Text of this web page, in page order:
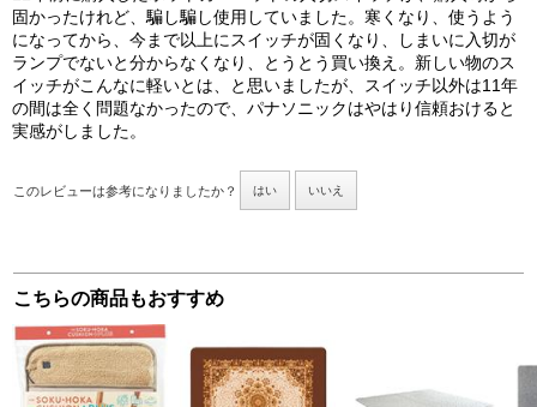
固かったけれど、騙し騙し使用していました。寒くなり、使うよう
になってから、今まで以上にスイッチが固くなり、しまいに入切が
ランプでないと分からなくなり、とうとう買い換え。新しい物のス
イッチがこんなに軽いとは、と思いましたが、スイッチ以外は11年
の間は全く問題なかったので、パナソニックはやはり信頼おけると
実感がしました。
このレビューは参考になりましたか？ はい いいえ
こちらの商品もおすすめ